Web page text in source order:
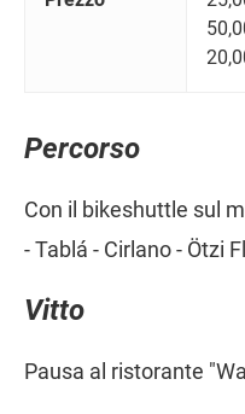
Percorso
Con il bikeshuttle sul
- Tablá - Cirlano - Ötzi
Vitto
Pausa al ristorante